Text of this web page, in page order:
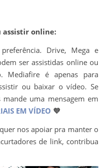
assistir online:
Drive, Mega e
ser assistidas online ou
Mediafire é apenas para
ou baixar o vídeo. Se
uma mensagem em
EM VÍDEO 💜
nos apoiar pra manter o
de link, contribua